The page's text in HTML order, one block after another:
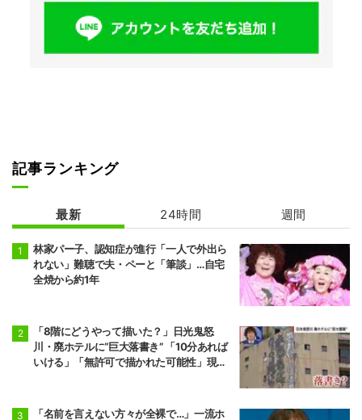
記事ランキング
最新 24時間 週間
林家パー子、認知症が進行「一人で外出ら
れない」難聴で夫・ペーと「筆談」…自宅
全焼から約1年
「8階にどうやって描いた？」日光鬼怒
川・廃ホテルに“巨大落書き” 「10分あれば
いける」「無許可で描かれた可能性」現役
「名前を言えない方々が全裸で…」一流ホ